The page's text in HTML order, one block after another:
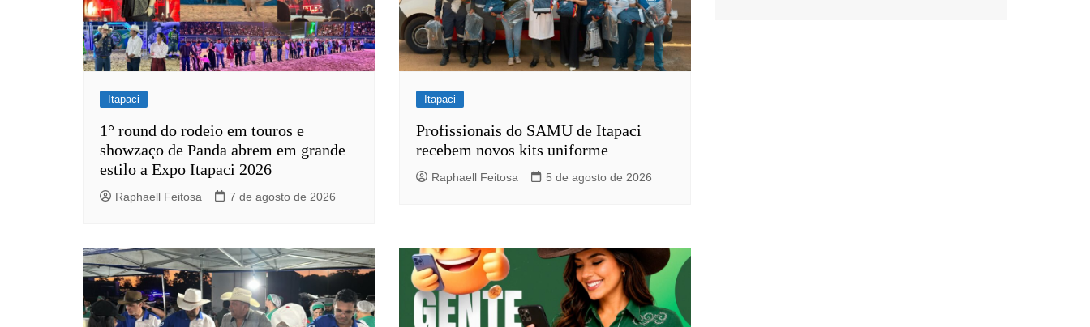
Itapaci
1° round do rodeio em touros e
showzaço de Panda abrem em grande
estilo a Expo Itapaci 2026
Raphaell Feitosa 7 de agosto de 2026
Itapaci
Profissionais do SAMU de Itapaci
recebem novos kits uniforme
Raphaell Feitosa 5 de agosto de 2026